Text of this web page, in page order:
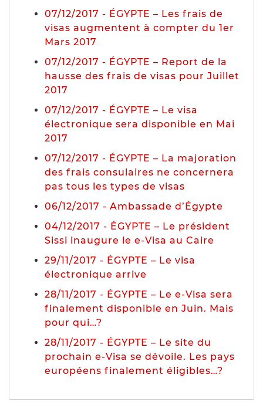
07/12/2017 - ÉGYPTE – Les frais de
visas augmentent à compter du 1er
Mars 2017
07/12/2017 - ÉGYPTE – Report de la
hausse des frais de visas pour Juillet
2017
07/12/2017 - ÉGYPTE – Le visa
électronique sera disponible en Mai
2017
07/12/2017 - ÉGYPTE – La majoration
des frais consulaires ne concernera
pas tous les types de visas
06/12/2017 - Ambassade d’Égypte
04/12/2017 - ÉGYPTE – Le président
Sissi inaugure le e-Visa au Caire
29/11/2017 - ÉGYPTE – Le visa
électronique arrive
28/11/2017 - ÉGYPTE – Le e-Visa sera
finalement disponible en Juin. Mais
pour qui…?
28/11/2017 - ÉGYPTE – Le site du
prochain e-Visa se dévoile. Les pays
européens finalement éligibles…?